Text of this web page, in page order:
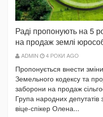
Раді пропонують на 5
на продаж землі
ADMIN 4 РОКИ AGO
Пропонується внести
Земельного кодексу та
заборони на продаж
Група народних депутатів
віце-спікер Олена...